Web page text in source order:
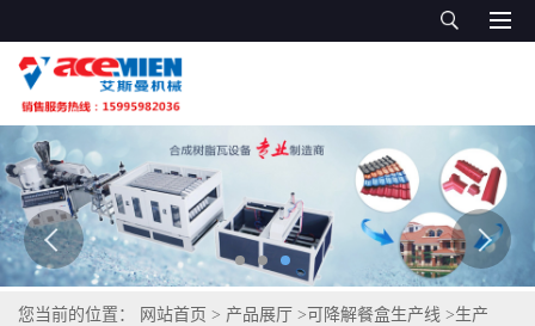
您当前的位置： 网站首页 > 产品展厅 > 可降解餐盒生产线 >生产